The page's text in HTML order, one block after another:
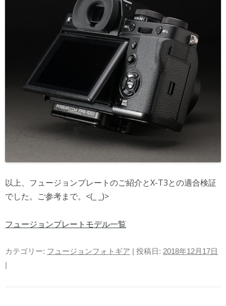
以上、フュージョンプレートのご紹介とX-T3との適合検証
でした。ご参考まで。<(_ _)>
フュージョンプレートモデル一覧
カテゴリー: フュージョンフォトギア | 投稿日: 2018年12月17日